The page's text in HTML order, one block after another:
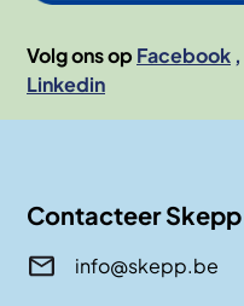
Volg ons op Facebook
Linkedin
Contacteer Skepp
info@skepp.be